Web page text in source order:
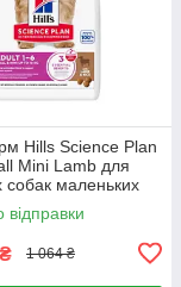
Hills Science Plan
Mini Lamb для
собак маленьких
1.5 кг. з ягням
відправки
₴ 1 064 ₴